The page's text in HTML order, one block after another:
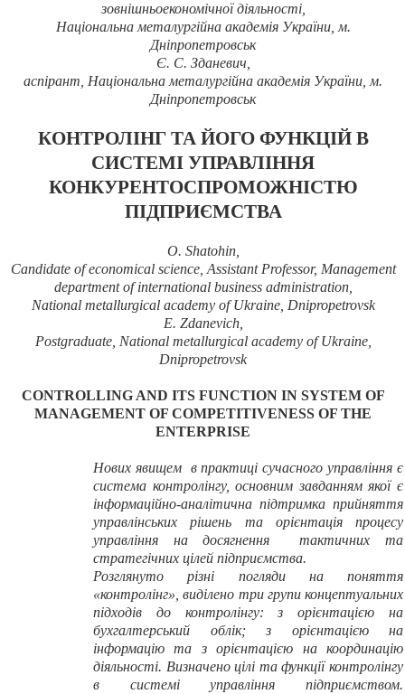
зовнішньоекономічної діяльності,
Національна металургійна академія України, м.
Дніпропетровськ
Є. С. Зданевич
аспірант, Національна металургійна академія України, м.
Дніпропетровськ
КОНТРОЛІНГ ТА ЙОГО ФУНКЦІЙ В
СИСТЕМІ УПРАВЛІННЯ
КОНКУРЕНТОСПРОМОЖНІСТЮ
ПІДПРИЄМСТВА
O. Shatohin,
Candidate of economical science, Assistant Professor, Management
department of international business administration,
National metallurgical academy of Ukraine, Dnipropetrovsk
E. Zdanevich,
Postgraduate, National metallurgical academy of Ukraine,
Dnipropetrovsk
CONTROLLING AND ITS FUNCTION IN SYSTEM OF
MANAGEMENT OF COMPETITIVENESS OF THE
ENTERPRISE
Нових явищем в практиці сучасного управління є
система контролінгу, основним завданням якої є
інформаційно-аналітична підтримка прийняття
управлінських рішень та орієнтація процесу
управління на досягнення тактичних та
стратегічних цілей підприємства.
Розглянуто різні погляди на поняття
«контролінг», виділено три групи концептуальних
підходів до контролінгу: з орієнтацією на
бухгалтерський облік; з орієнтацією на
інформацію та з орієнтацією на координацію
діяльності. Визначено цілі та функції контролінгу
в системі управління підприємством.